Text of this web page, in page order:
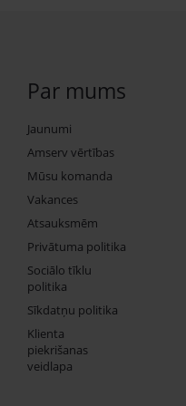
Par mums
Jaunumi
Amserv vērtības
Mūsu komanda
Vakances
Atsauksmēm
Privātuma politika
Sociālo tīklu
politika
Sīkdatņu politika
Klienta
piekrišanas
veidlapa